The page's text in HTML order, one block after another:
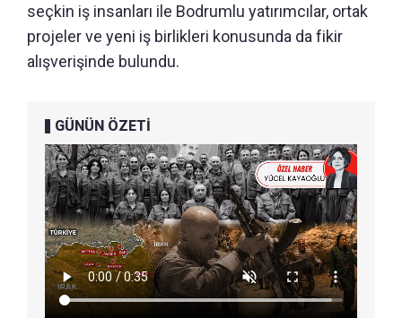
seçkin iş insanları ile Bodrumlu yatırımcılar, ortak
projeler ve yeni iş birlikleri konusunda da fikir
alışverişinde bulundu.
GÜNÜN ÖZETİ